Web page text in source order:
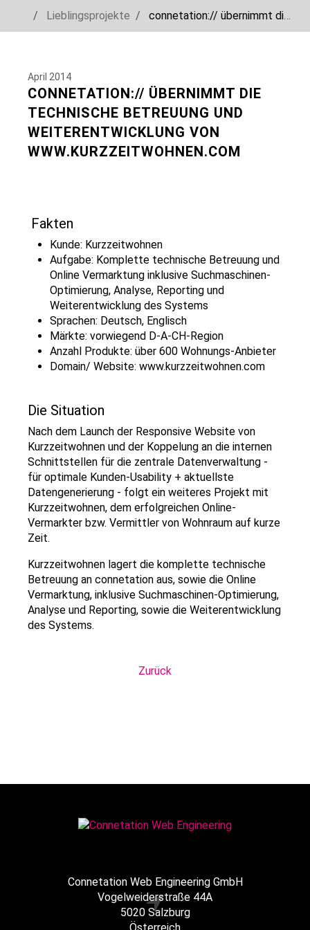
Lieblingsprojekte
connetation:// übernimmt die technische Betreuung und Weiterentwicklung von www.kurzzeitwohnen.com
April 2014
CONNETATION:// ÜBERNIMMT DIE
TECHNISCHE BETREUUNG UND
WEITERENTWICKLUNG VON
WWW.KURZZEITWOHNEN.COM
Fakten
Kunde: Kurzzeitwohnen
Aufgabe: Komplette technische Betreuung und
Online Vermarktung inklusive Suchmaschinen-
Optimierung, Analyse, Reporting und
Weiterentwicklung des Systems
Sprachen: Deutsch, Englisch
Märkte: vorwiegend D-A-CH-Region
Anzahl Produkte: über 600 Wohnungs-Anbieter
Domain/ Website: www.kurzzeitwohnen.com
Die Situation
Nach dem Launch der Responsive Website von
Kurzzeitwohnen und der Koppelung an die internen
Schnittstellen für die zentrale Datenverwaltung -
für optimale Kunden-Usability + aktuellste
Datengenerierung - folgt ein weiteres Projekt mit
Kurzzeitwohnen, dem erfolgreichen Online-
Vermarkter bzw. Vermittler von Wohnraum auf kurze
Zeit.
Kurzzeitwohnen lagert die komplette technische
Betreuung an connetation aus, sowie die Online
Vermarktung, inklusive Suchmaschinen-Optimierung,
Analyse und Reporting, sowie die Weiterentwicklung
des Systems.
Zurück
Connetation Web Engineering GmbH
Vogelweiderstraße 44A
5020 Salzburg